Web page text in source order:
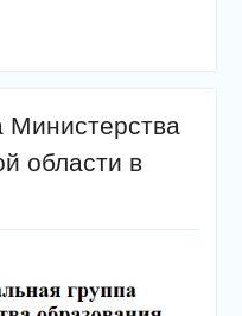
Министерства
области в